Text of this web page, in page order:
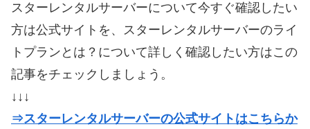
スターレンタルサーバーについて今すぐ確認したい
方は公式サイトを、スターレンタルサーバーのライ
トプランとは？について詳しく確認したい方はこの
記事をチェックしましょう。
↓↓↓
⇒スターレンタルサーバーの公式サイトはこちらか